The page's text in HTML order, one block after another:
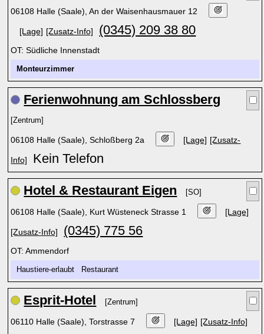
06108 Halle (Saale), An der Waisenhausmauer 12
[Lage] [Zusatz-Info] (0345) 209 38 80
OT: Südliche Innenstadt
Monteurzimmer
Ferienwohnung am Schlossberg
[Zentrum]
06108 Halle (Saale), Schloßberg 2a [Lage] [Zusatz-
Info] Kein Telefon
Hotel & Restaurant Eigen [SO]
06108 Halle (Saale), Kurt Wüsteneck Strasse 1 [Lage]
[Zusatz-Info] (0345) 775 56
OT: Ammendorf
Haustiere-erlaubt Restaurant
Esprit-Hotel [Zentrum]
06110 Halle (Saale), Torstrasse 7 [Lage] [Zusatz-Info]